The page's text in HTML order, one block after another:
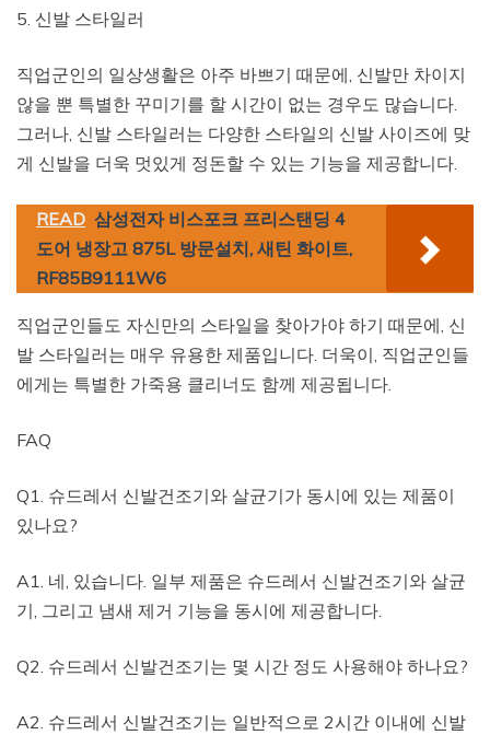
5. 신발 스타일러
직업군인의 일상생활은 아주 바쁘기 때문에, 신발만 차이지
않을 뿐 특별한 꾸미기를 할 시간이 없는 경우도 많습니다.
그러나, 신발 스타일러는 다양한 스타일의 신발 사이즈에 맞
게 신발을 더욱 멋있게 정돈할 수 있는 기능을 제공합니다.
READ 삼성전자 비스포크 프리스탠딩 4
도어 냉장고 875L 방문설치, 새틴 화이트,
RF85B9111W6
직업군인들도 자신만의 스타일을 찾아가야 하기 때문에, 신
발 스타일러는 매우 유용한 제품입니다. 더욱이, 직업군인들
에게는 특별한 가죽용 클리너도 함께 제공됩니다.
FAQ
Q1. 슈드레서 신발건조기와 살균기가 동시에 있는 제품이
있나요?
A1. 네, 있습니다. 일부 제품은 슈드레서 신발건조기와 살균
기, 그리고 냄새 제거 기능을 동시에 제공합니다.
Q2. 슈드레서 신발건조기는 몇 시간 정도 사용해야 하나요?
A2. 슈드레서 신발건조기는 일반적으로 2시간 이내에 신발